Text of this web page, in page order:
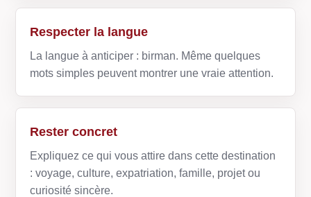
Respecter la langue
La langue à anticiper : birman. Même quelques
mots simples peuvent montrer une vraie attention.
Rester concret
Expliquez ce qui vous attire dans cette destination
: voyage, culture, expatriation, famille, projet ou
curiosité sincère.